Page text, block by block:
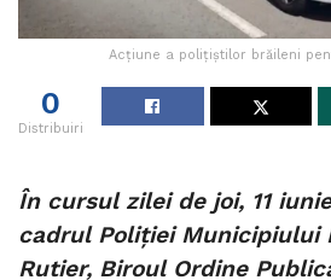
Acțiune a polițiștilor brăileni
0
Distribuiri
În cursul zilei de joi, 11
cadrul Poliției Municipiului
Rutier, Biroul Ordine